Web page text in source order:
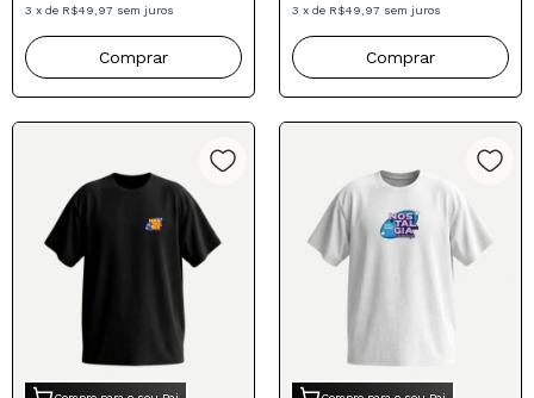
3 x de R$49,97 sem juros
Comprar
3 x de R$49,97 sem juros
Comprar